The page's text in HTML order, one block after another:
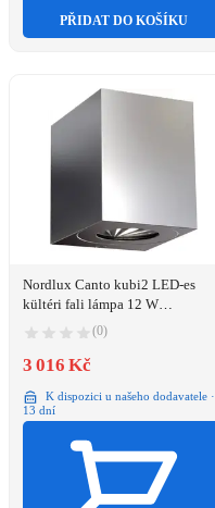
PŘIDAT DO KOŠÍKU
Nordlux Canto kubi2 LED-es
kültéri fali lámpa 12 W
Nemesacél (49711034)
(0)
3 016 Kč
K dispozici u našeho dodavatele ·
13 dní